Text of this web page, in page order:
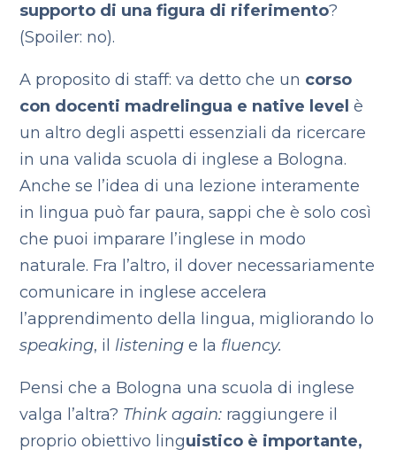
supporto di una figura di riferimento?
(Spoiler: no).
A proposito di staff: va detto che un corso
con docenti madrelingua e native level è
un altro degli aspetti essenziali da ricercare
in una valida scuola di inglese a Bologna.
Anche se l’idea di una lezione interamente
in lingua può far paura, sappi che è solo così
che puoi imparare l’inglese in modo
naturale. Fra l’altro, il dover necessariamente
comunicare in inglese accelera
l’apprendimento della lingua, migliorando lo
speaking, il listeninge la fluency.
Pensi che a Bologna una scuola di inglese
valga l’altra? Think again: raggiungere il
proprio obiettivo linguistico è importante,